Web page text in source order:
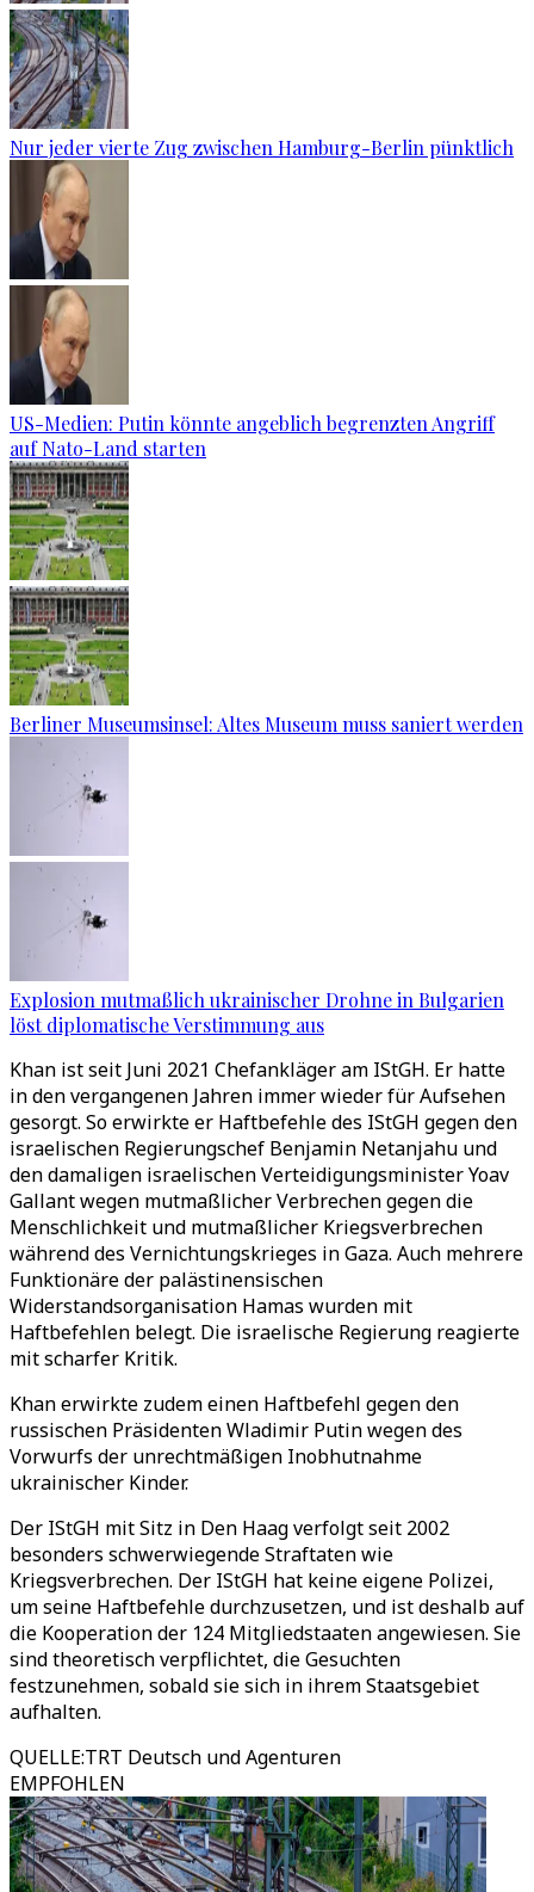
Nur jeder vierte Zug zwischen Hamburg-Berlin pünktlich
US-Medien: Putin könnte angeblich begrenzten Angriff
auf Nato-Land starten
Berliner Museumsinsel: Altes Museum muss saniert werden
Explosion mutmaßlich ukrainischer Drohne in Bulgarien
löst diplomatische Verstimmung aus
Khan ist seit Juni 2021 Chefankläger am IStGH. Er hatte
in den vergangenen Jahren immer wieder für Aufsehen
gesorgt. So erwirkte er Haftbefehle des IStGH gegen den
israelischen Regierungschef Benjamin Netanjahu und
den damaligen israelischen Verteidigungsminister Yoav
Gallant wegen mutmaßlicher Verbrechen gegen die
Menschlichkeit und mutmaßlicher Kriegsverbrechen
während des Vernichtungskrieges in Gaza. Auch mehrere
Funktionäre der palästinensischen
Widerstandsorganisation Hamas wurden mit
Haftbefehlen belegt. Die israelische Regierung reagierte
mit scharfer Kritik.
Khan erwirkte zudem einen Haftbefehl gegen den
russischen Präsidenten Wladimir Putin wegen des
Vorwurfs der unrechtmäßigen Inobhutnahme
ukrainischer Kinder.
Der IStGH mit Sitz in Den Haag verfolgt seit 2002
besonders schwerwiegende Straftaten wie
Kriegsverbrechen. Der IStGH hat keine eigene Polizei,
um seine Haftbefehle durchzusetzen, und ist deshalb auf
die Kooperation der 124 Mitgliedstaaten angewiesen. Sie
sind theoretisch verpflichtet, die Gesuchten
festzunehmen, sobald sie sich in ihrem Staatsgebiet
aufhalten.
QUELLE:TRT Deutsch und Agenturen
EMPFOHLEN